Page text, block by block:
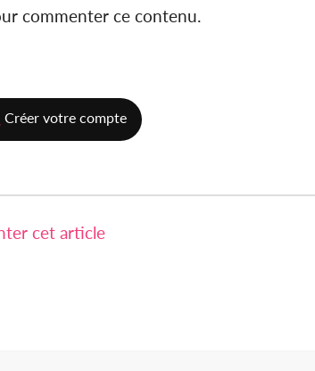
commenter ce contenu.
Créer votre compte
cet article